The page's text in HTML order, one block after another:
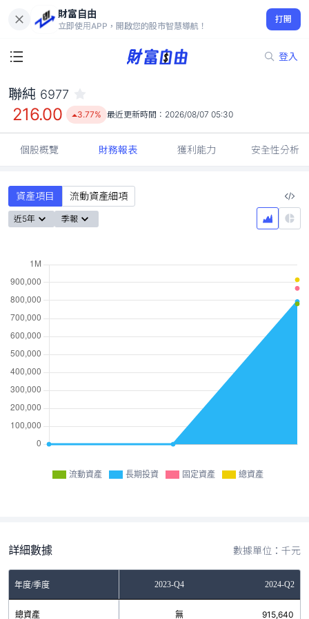
財富自由
立即使用APP，開啟您的股市智慧導航！
打開
登入
216.00
3.77%
聯純 6977
216.00 3.77% 最近更新時間： 2026/08/07 05:30
個股概覽 財務報表 獲利能力 安全性分析
資產項目 流動資產細項
近5年 季報
流動資產 長期投資 固定資產 總資產
詳細數據 數據單位：千元
年度/季度2023-Q2 2023-Q4 2024-Q2
總資產 無 915,640